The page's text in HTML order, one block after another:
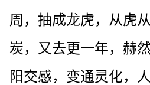
周，抽成龙虎，从虎
炭，又去更一年，赫
阳交感，变通灵化，